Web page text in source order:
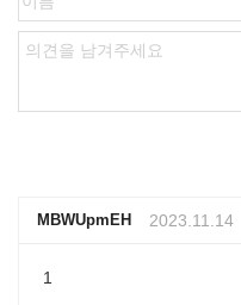
MBWUpmEH 2023.11.14
1